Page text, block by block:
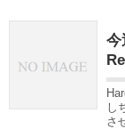
今
し
さ